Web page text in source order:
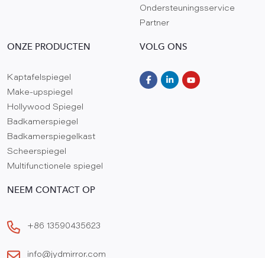
Ondersteuningsservice
Partner
ONZE PRODUCTEN
Kaptafelspiegel
Make-upspiegel
Hollywood Spiegel
Badkamerspiegel
Badkamerspiegelkast
Scheerspiegel
Multifunctionele spiegel
VOLG ONS
NEEM CONTACT OP
+86 13590435623
info@jydmirror.com